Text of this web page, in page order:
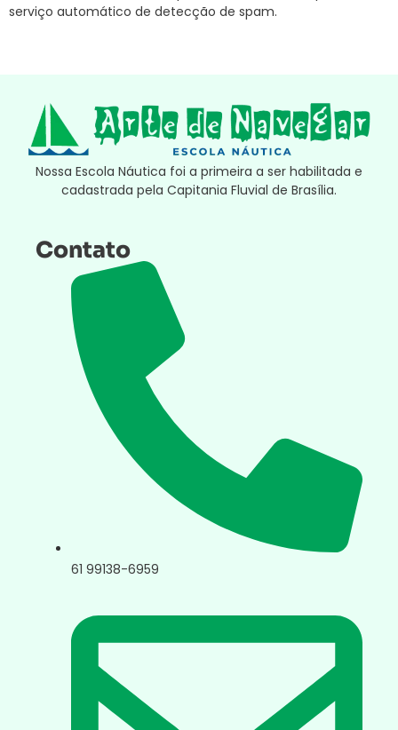
serviço automático de detecção de spam.
Nossa Escola Náutica foi a primeira a ser habilitada e
cadastrada pela Capitania Fluvial de Brasília.
Contato
61 99138-6959